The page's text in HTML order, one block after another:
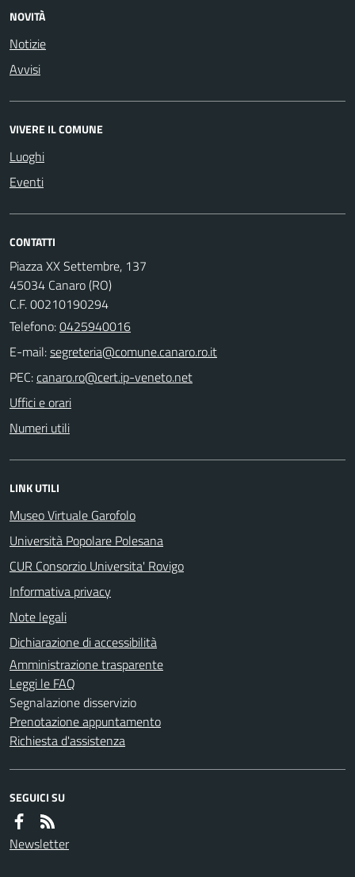
NOVITÀ
Notizie
Avvisi
VIVERE IL COMUNE
Luoghi
Eventi
CONTATTI
Piazza XX Settembre, 137
45034 Canaro (RO)
C.F. 00210190294
Telefono:0425940016
E-mail:
PEC:
Uffici e orari
Numeri utili
LINK UTILI
Museo Virtuale Garofolo
Università Popolare Polesana
CUR Consorzio Universita' Rovigo
Informativa privacy
Note legali
Dichiarazione di accessibilità
Amministrazione trasparente
Leggi le FAQ
Segnalazione disservizio
Prenotazione appuntamento
Richiesta d'assistenza
SEGUICI SU
Newsletter